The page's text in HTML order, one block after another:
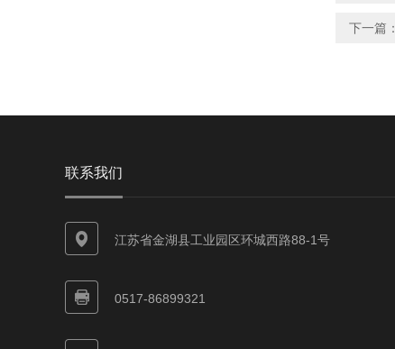
下一篇：
联系我们
江苏省金湖县工业园区环城西路88-1号
0517-86899321